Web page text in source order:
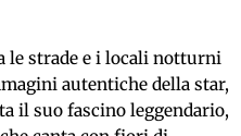
le strade e i locali notturni
autentiche della star,
il suo fascino leggendario,